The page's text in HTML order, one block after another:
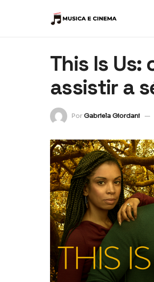
This Is Us:
assistir a
PorGabriela Giordani